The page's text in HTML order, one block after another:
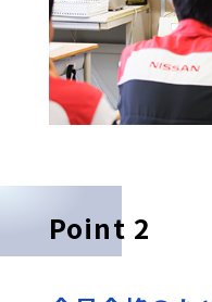
Point 2